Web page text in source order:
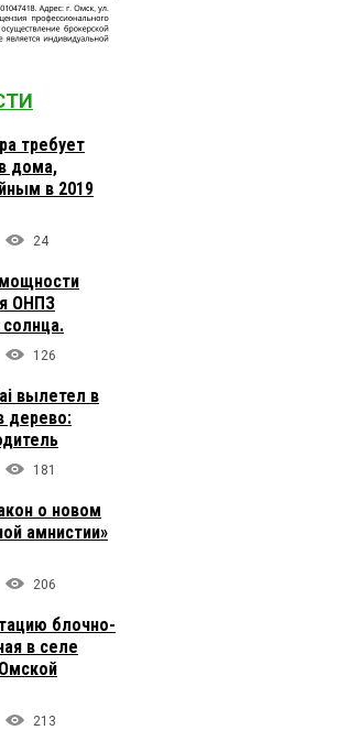
требует
дома,
в 2019
24
ОНПЗ
солнца.
126
вылетел в
дерево:
181
о новом
амнистии»
206
блочно-
в селе
213